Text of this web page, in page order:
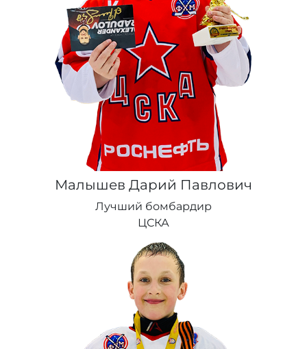
Малышев Дарий Павлович
Лучший бомбардир
ЦСКА